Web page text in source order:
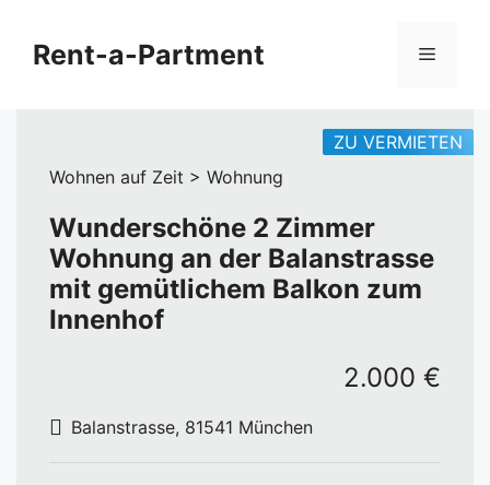
Inhalt
springenRent-a-Partment Menü
Wohnen auf Zeit > Wohnung
ZU VERMIETEN
Wunderschöne 2 Zimmer
Wohnung an der Balanstrasse
mit gemütlichem Balkon zum
Innenhof
Balanstrasse, 81541 München
2.000 €